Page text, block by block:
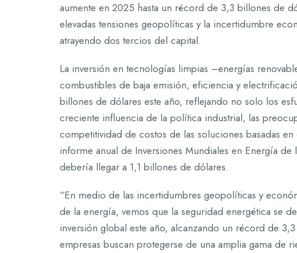
aumente en 2025 hasta un récord de 3,3 billones de
elevadas tensiones geopolíticas y la incertidumbre
atrayendo dos tercios del capital.
La inversión en tecnologías limpias –energías
combustibles de baja emisión, eficiencia y
billones de dólares este año, reflejando no solo los
creciente influencia de la política industrial, las
competitividad de costos de las soluciones basadas
informe anual de Inversiones Mundiales en Energía
debería llegar a 1,1 billones de dólares.
“En medio de las incertidumbres geopolíticas y
de la energía, vemos que la seguridad energética se
inversión global este año, alcanzando un récord de
empresas buscan protegerse de una amplia gama de